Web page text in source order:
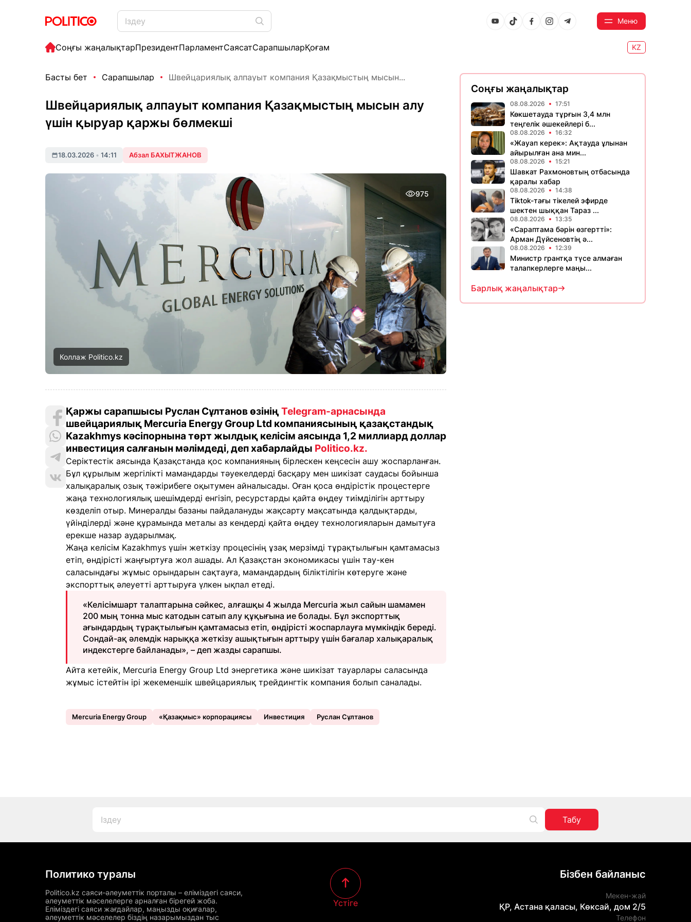
Меню
Соңғы жаңалықтарПрезидентПарламентСаясатСарапшыларҚоғам KZ
Басты бет Сарапшылар Швейцариялық алпауыт компания Қазақмыстың мысын...
Швейцариялық алпауыт компания Қазақмыстың мысын алу
үшін қыруар қаржы бөлмекші
18.03.2026 • 14:11 Абзал БАХЫТЖАНОВ
975
Коллаж Politico.kz
Қаржы сарапшысы Руслан Сұлтанов өзінің Telegram-арнасында
швейцариялық Mercuria Energy Group Ltd компаниясының қазақстандық
Kazakhmys кәсіпорнына төрт жылдық келісім аясында 1,2 миллиард доллар
инвестиция салғанын мәлімдеді, деп хабарлайды Politico.kz.
Серіктестік аясында Қазақстанда қос компанияның бірлескен кеңсесін ашу жоспарланған.
Бұл құрылым жергілікті мамандарды тәуекелдерді басқару мен шикізат саудасы бойынша
халықаралық озық тәжірибеге оқытумен айналысады. Оған қоса өндірістік процестерге
жаңа технологиялық шешімдерді енгізіп, ресурстарды қайта өңдеу тиімділігін арттыру
көзделіп отыр. Минералды базаны пайдалануды жақсарту мақсатында қалдықтарды,
үйінділерді және құрамында металы аз кендерді қайта өңдеу технологияларын дамытуға
ерекше назар аударылмақ.
Жаңа келісім Kazakhmys үшін жеткізу процесінің ұзақ мерзімді тұрақтылығын қамтамасыз
етіп, өндірісті жаңғыртуға жол ашады. Ал Қазақстан экономикасы үшін тау-кен
саласындағы жұмыс орындарын сақтауға, мамандардың біліктілігін көтеруге және
экспорттық әлеуетті арттыруға үлкен ықпал етеді.
«Келісімшарт талаптарына сәйкес, алғашқы 4 жылда Mercuria жыл сайын шамамен
200 мың тонна мыс катодын сатып алу құқығына ие болады. Бұл экспорттық
ағындардың тұрақтылығын қамтамасыз етіп, өндірісті жоспарлауға мүмкіндік береді.
Сондай-ақ әлемдік нарыққа жеткізу ашықтығын арттыру үшін бағалар халықаралық
индекстерге байланады», – деп жазды сарапшы.
Айта кетейік, Mercuria Energy Group Ltd энергетика және шикізат тауарлары саласында
жұмыс істейтін ірі жекеменшік швейцариялық трейдингтік компания болып саналады.
Mercuria Energy Group «Қазақмыс» корпорациясы Инвестиция Руслан Сұлтанов
Соңғы жаңалықтар
08.08.2026 17:51
Көкшетауда тұрғын 3,4 млн
теңгелік әшекейлері б...
08.08.2026 16:32
«Жауап керек»: Ақтауда ұлынан
айырылған ана мин...
08.08.2026 15:21
Шавкат Рахмоновтың отбасында
қаралы хабар
08.08.2026 14:38
Tiktok-тағы тікелей эфирде
шектен шыққан Тараз ...
08.08.2026 13:35
«Сараптама бәрін өзгертті»:
Арман Дүйсеновтің ә...
08.08.2026 12:39
Министр грантқа түсе алмаған
талапкерлерге маңы...
Барлық жаңалықтар
Табу
Политико туралы
Politico.kz саяси-әлеуметтік порталы – еліміздегі саяси,
әлеуметтік мәселелерге арналған бірегей жоба.
Еліміздегі саяси жағдайлар, маңызды оқиғалар,
әлеуметтік мәселелер біздің назарымыздан тыс
Үстіге
Бізбен байланыс
Мекен-жай
ҚР, Астана қаласы, Көксай, дом 2/5
Телефон